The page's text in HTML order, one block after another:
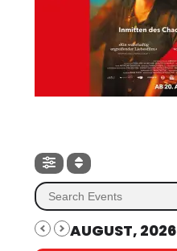
AUGUST, 2026